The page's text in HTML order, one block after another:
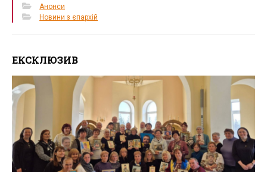
Анонси
Новини з єпархій
ЕКСКЛЮЗИВ